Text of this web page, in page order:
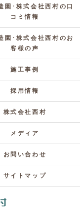
園･株式会社西村の口
コミ情報
園･株式会社西村のお
客様の声
施工事例
採用情報
株式会社西村
メディア
お問い合わせ
サイトマップ